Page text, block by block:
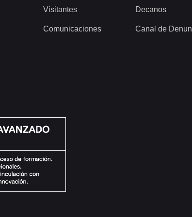
Visitantes
Comunicaciones
Decanos
Canal de